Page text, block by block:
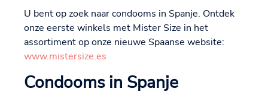
U bent op zoek naar condooms in Spanje. Ontdek
onze eerste winkels met Mister Size in het
assortiment op onze nieuwe Spaanse website:
www.mistersize.es
Condooms in Spanje